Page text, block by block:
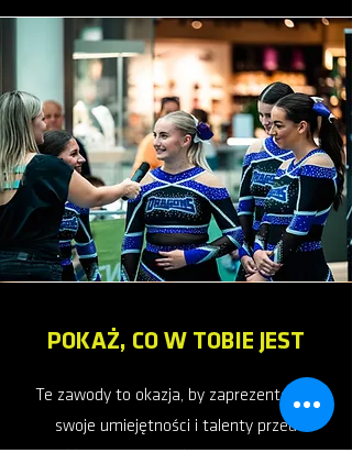
POKAŻ, CO W TOBIE JEST
Te zawody to okazja, by zaprezentować
swoje umiejętności i talenty przed